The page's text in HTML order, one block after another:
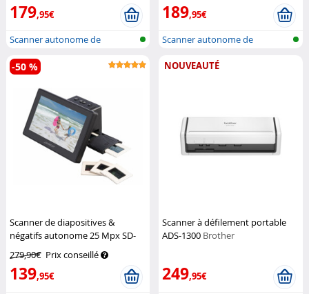
179,95€
Scanner autonome de
diapositives, n...
189,95€
Scanner autonome de
Scanner de diapositives &
négatifs autonome 25 Mpx SD-
279,90€ Prix conseillé
139,95€
-50 % NOUVEAUTÉ
Scanner à défilement portable
ADS-1300 Brother
249,95€